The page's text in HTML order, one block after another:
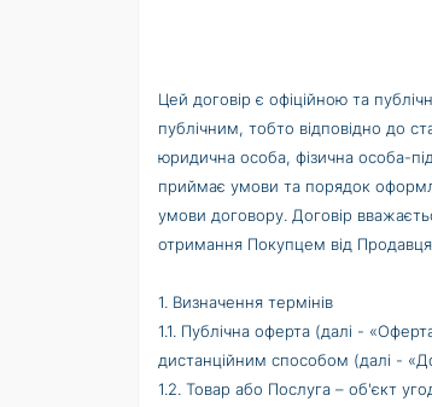
Цей договір є офіційною та
публічним, тобто відповідно до
юридична особа, фізична особа-
приймає умови та порядок
умови договору. Договір
отримання Покупцем від
1. Визначення термінів
1.1. Публічна оферта (далі -
дистанційним способом (далі -
1.2. Товар або Послуга – об'єкт